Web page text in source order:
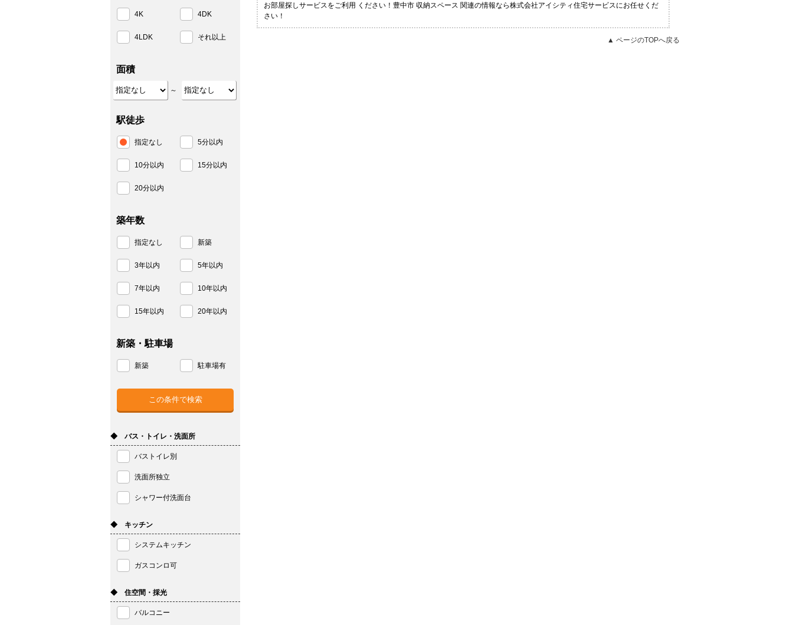
お部屋探しサービスをご利用 ください！豊中市 収納スペース 関連の情報なら株式会社アイシティ住宅サービスにお任せくだ
さい！
▲ ページのTOPへ戻る
4K 4DK
4LDK それ以上
面積
～
駅徒歩
指定なし 5分以内
10分以内 15分以内
20分以内
築年数
指定なし 新築
3年以内 5年以内
7年以内 10年以内
15年以内 20年以内
新築・駐車場
新築 駐車場有
◆ バス・トイレ・洗面所
バストイレ別
洗面所独立
シャワー付洗面台
◆ キッチン
システムキッチン
ガスコンロ可
◆ 住空間・採光
バルコニー